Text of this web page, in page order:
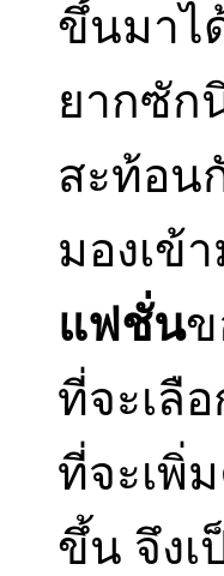
ขึ้นมาไ
ยากซัก
สะท้อน
มองเข้
แฟชั่นข
ที่จะเลื
ที่จะเพิ่
ขึ้น จึงเ